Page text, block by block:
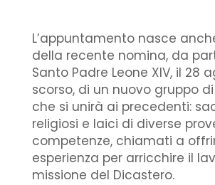
L’appuntamento nasce
della recente nomina, da
Santo Padre Leone XIV, il 28
scorso, di un nuovo gruppo
che si unirà ai precedenti:
religiosi e laici di diverse
competenze, chiamati a
esperienza per arricchire il
missione del Dicastero.